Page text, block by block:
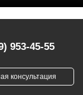
953-45-55
консультация